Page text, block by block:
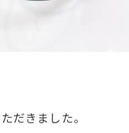
だきました。